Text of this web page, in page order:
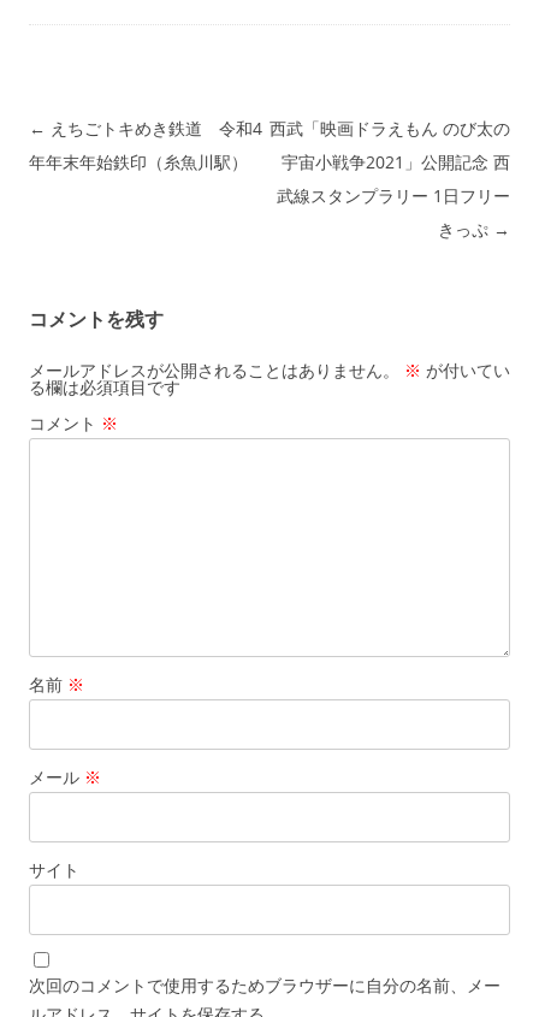
投稿ナビゲーション
← えちごトキめき鉄道 令和4
年年末年始鉄印（糸魚川駅）
西武「映画ドラえもん のび太の
宇宙小戦争2021」公開記念 西
武線スタンプラリー 1日フリー
きっぷ →
コメントを残す
メールアドレスが公開されることはありません。 ※ が付いてい
る欄は必須項目です
コメント ※
名前 ※
メール ※
サイト
次回のコメントで使用するためブラウザーに自分の名前、メー